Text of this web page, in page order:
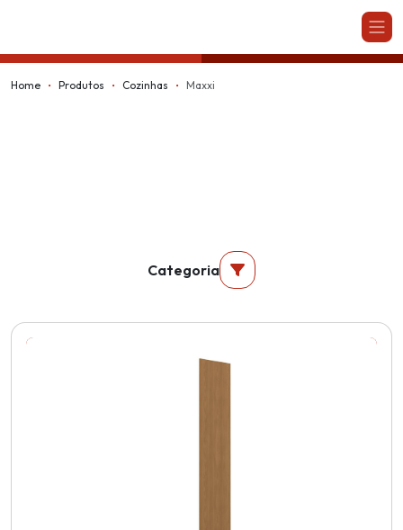
Home Produtos Cozinhas Maxxi
Categoria